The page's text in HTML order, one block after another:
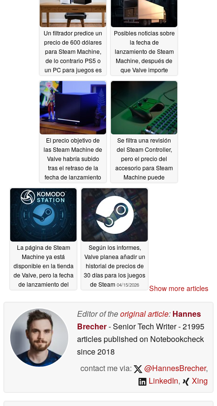
Un filtrador predice un
precio de 600 dólares
para Steam Machine,
de lo contrario PS5 o
un PC para juegos es
mejor valor05/03/2026
Posibles noticias sobre
la fecha de
lanzamiento de Steam
Machine, después de
que Valve importe
grandes envíos de
05/01/2026
El precio objetivo de
las Steam Machine de
Valve habría subido
tras el retraso de la
fecha de lanzamiento
04/29/2026
Se filtra una revisión
del Steam Controller,
pero el precio del
accesorio para Steam
Machine puede
decepcionar
La página de Steam
Machine ya está
disponible en la tienda
de Valve, pero la fecha
de lanzamiento del
04/24/2026
Según los informes,
Valve planea añadir un
historial de precios de
30 días para los juegos
de Steam 04/15/2026 Show more articles
Editor of theoriginal article: Hannes
Brecher- Senior Tech Writer- 21995
articles published on Notebookcheck
since 2018
contact me via:
@HannesBrecher,
LinkedIn, Xing